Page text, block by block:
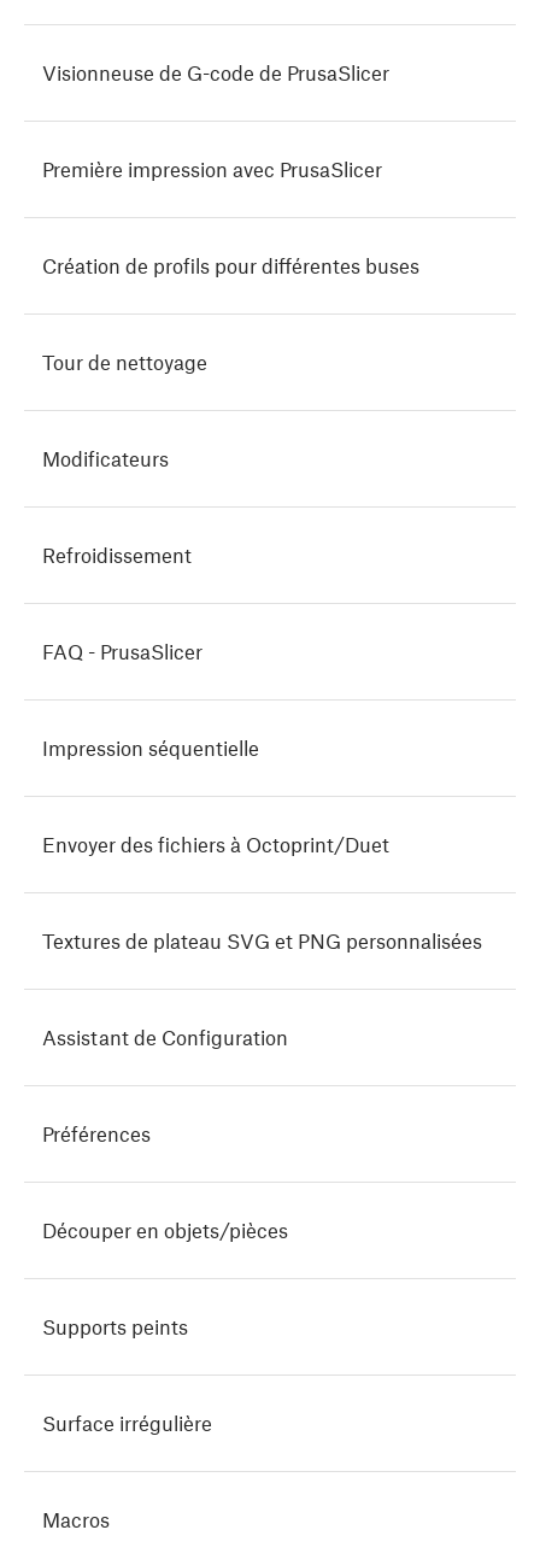
Visionneuse de G-code de PrusaSlicer
Première impression avec PrusaSlicer
Création de profils pour différentes buses
Tour de nettoyage
Modificateurs
Refroidissement
FAQ - PrusaSlicer
Impression séquentielle
Envoyer des fichiers à Octoprint/Duet
Textures de plateau SVG et PNG personnalisées
Assistant de Configuration
Préférences
Découper en objets/pièces
Supports peints
Surface irrégulière
Macros